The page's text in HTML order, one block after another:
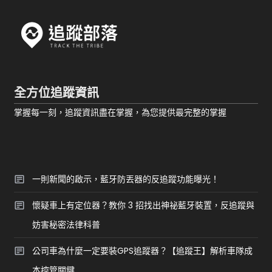
全方位追蹤資訊
掌握每一刻，追蹤資訊盡在掌握，為您提供最完整的掌握
一則新聞的啟示，藍牙防丟器的反追蹤功能曝光！
懷疑車上有定位器？教你 3 招找出神祕藍牙裝置，反追蹤與
妨害秘密法律科普
公司車為什麼一定要裝GPS追蹤器？【追蹤王】解析車隊成